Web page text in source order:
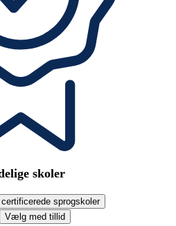
skoler
sprogskoler
Vælg med tillid